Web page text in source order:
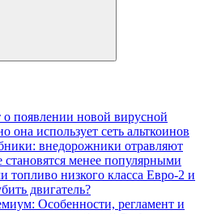
о появлении новой вирусной
она использует сеть альткоинов
внедорожники отравляют
менее популярными
топливо низкого класса Евро-2 и
двигатель?
Особенности, регламент и